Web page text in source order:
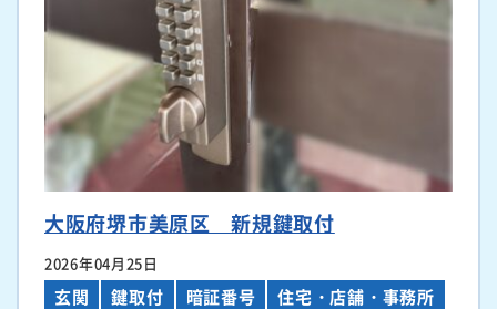
大阪府堺市美原区 新規鍵取付
2026年04月25日
玄関 鍵取付 暗証番号 住宅・店舗・事務所